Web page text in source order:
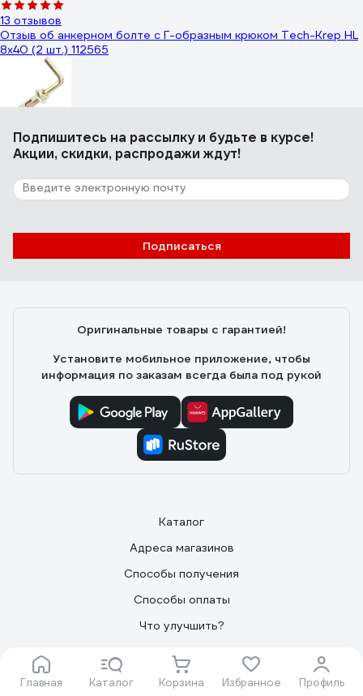
Главная Каталог Корзина Избранное Профиль
13 отзывов
Отзыв об анкерном болте с Г-образным крюком Tech-Krep HL
8x40 (2 шт.) 112565
Семикин Константин Владимирович
31.08.2020
резьба м6 отв установочное д8мм
10 отзывов
Отзыв о вкручиваемом анкере-клине Soundguard 6х65 50 шт.
04.06.2022
Держит намертво!
Подпишитесь на рассылкуи будьте в курсе!
Акции, скидки, распродажи ждут!
Подписаться
Оригинальные товары с гарантией!
Установите мобильное приложение, чтобы
информация по заказам всегда была под рукой
Каталог
Адреса магазинов
Способы получения
Способы оплаты
Что улучшить?
О Компании